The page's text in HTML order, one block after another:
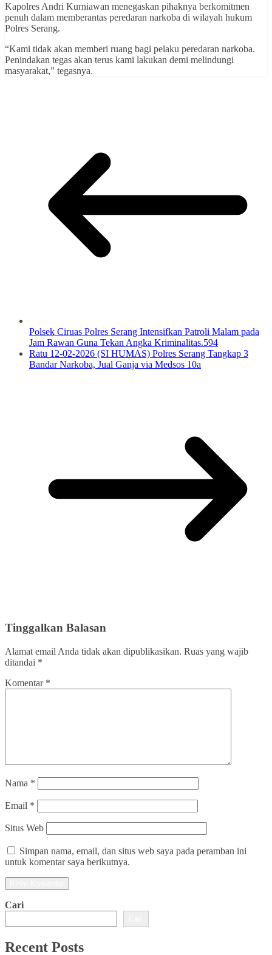
Kapolres Andri Kurniawan menegaskan pihaknya berkomitmen
penuh dalam memberantas peredaran narkoba di wilayah hukum
Polres Serang.
“Kami tidak akan memberi ruang bagi pelaku peredaran narkoba.
Penindakan tegas akan terus kami lakukan demi melindungi
masyarakat,” tegasnya.
Polsek Ciruas Polres Serang Intensifkan Patroli Malam pada
Jam Rawan Guna Tekan Angka Kriminalitas.594
Ratu 12-02-2026 (SI HUMAS) Polres Serang Tangkap 3
Bandar Narkoba, Jual Ganja via Medsos 10a
Tinggalkan Balasan
Alamat email Anda tidak akan dipublikasikan. Ruas yang wajib
ditandai *
Komentar *
Nama *
Email *
Situs Web
Simpan nama, email, dan situs web saya pada peramban ini
untuk komentar saya berikutnya.
Cari
Recent Posts